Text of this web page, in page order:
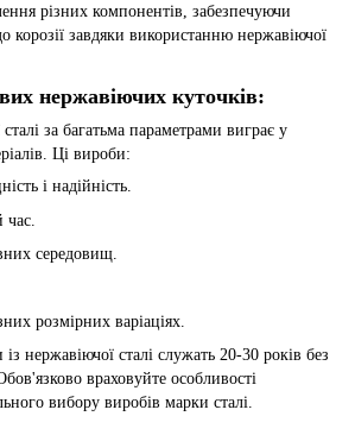
різних компонентів, забезпечуючи
корозії завдяки використанню нержавіючої
нержавіючих куточків:
за багатьма параметрами виграє у
Ці вироби:
і надійність.
середовищ.
розмірних варіаціях.
нержавіючої сталі служать 20-30 років без
враховуйте особливості
вибору виробів марки сталі.